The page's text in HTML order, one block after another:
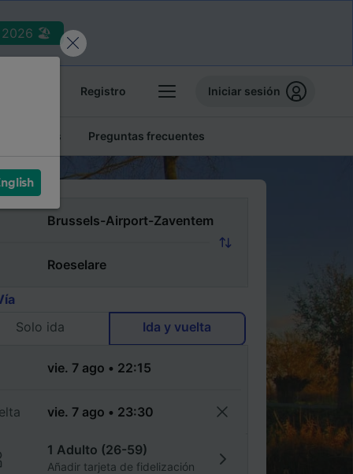
2026 🏖️
Registro Iniciar sesión
baratos Preguntas frecuentes
Solo ida
Ida y vuelta
1 Adulto (26-59)
Añadir tarjeta de fidelización